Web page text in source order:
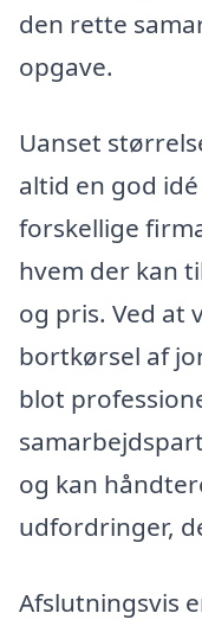
den rette
opgave.
Uanset
altid en god
forskellige
hvem der kan
og pris. Ved at
bortkørsel af
blot
og kan
udfordringer,
Afslutningsvis